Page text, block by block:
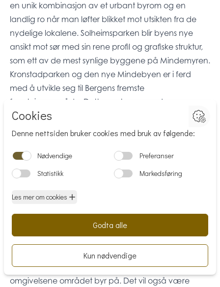
en unik kombinasjon av et urbant byrom og en
landlig ro når man løfter blikket mot utsikten fra de
nydelige lokalene. Solheimsparken blir byens nye
ansikt mot sør med sin rene profil og grafiske struktur,
som ett av de mest synlige byggene på Mindemyren.
Kronstadparken og den nye Mindebyen er i ferd
med å utvikle seg til Bergens fremste
forretningsområde. Dette er et spennende og
attraktivt område med utstrakt gang-/sykkelveinett,
og meget god kollektivdekning som gir enkel tilgang
svært sentral beliggenhet midt mellom bybanens
stoppested på Kronstad og Mindemyren. Det er kun
Innhold
Solheimsparken vil bestå av 6 etasjer pluss
underetasje, og tilbyr moderne kontorlokaler med en
nydelig utsikt og topp fasiliteter. Bygget har en egen
personalrestaurant med både inne- og uteservering,
samt takterrasser hvor man kan nyte de flotte
omgivelsene området byr på. Det vil også være